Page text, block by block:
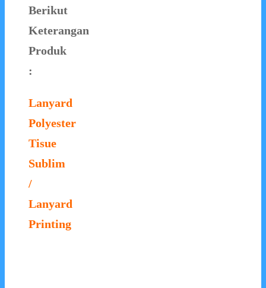
Berikut
Keterangan
Produk
:
Lanyard
Polyester
Tisue
Sublim
/
Lanyard
Printing